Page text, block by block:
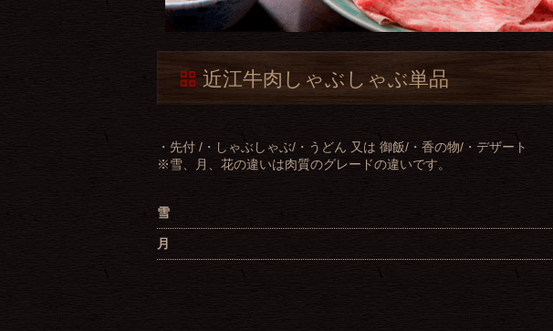
近江牛肉しゃぶしゃぶ単品
・先付 /・しゃぶしゃぶ/・うどん 又は 御飯/・香の物/・デザート
※雪、月、花の違いは肉質のグレードの違いです。
雪
月